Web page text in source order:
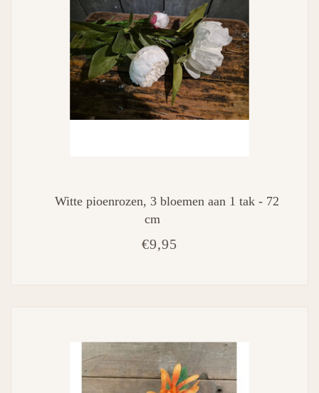
Witte pioenrozen, 3 bloemen aan 1 tak - 72
cm
€9,95